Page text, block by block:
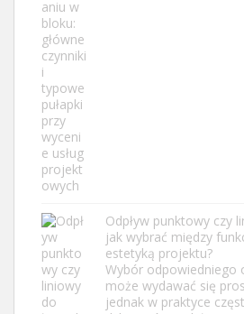
Odpływ punktowy czy
jak wybrać między
estetyką projektu?
Wybór odpowiedniego
może wydawać się
jednak w praktyce